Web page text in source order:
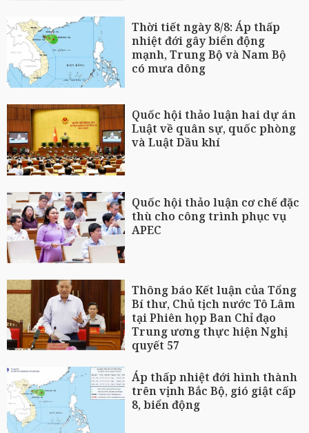
Thời tiết ngày 8/8: Áp thấp
nhiệt đới gây biển động
mạnh, Trung Bộ và Nam Bộ
có mưa dông
Quốc hội thảo luận hai dự án
Luật về quân sự, quốc phòng
và Luật Dầu khí
Quốc hội thảo luận cơ chế đặc
thù cho công trình phục vụ
APEC
Thông báo Kết luận của Tổng
Bí thư, Chủ tịch nước Tô Lâm
tại Phiên họp Ban Chỉ đạo
Trung ương thực hiện Nghị
quyết 57
Áp thấp nhiệt đới hình thành
trên vịnh Bắc Bộ, gió giật cấp
8, biển động